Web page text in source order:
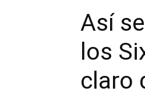
Así
los
claro